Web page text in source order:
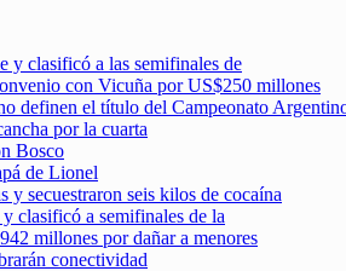
y clasificó a las semifinales de
con Vicuña por US$250 millones
definen el título del Campeonato
por la cuarta
Bosco
de Lionel
y secuestraron seis kilos de cocaína
clasificó a semifinales de la
millones por dañar a menores
conectividad